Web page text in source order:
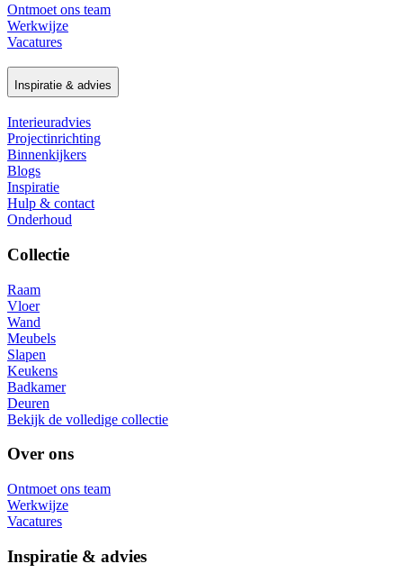
Ontmoet ons team
Werkwijze
Vacatures
Inspiratie & advies
Interieuradvies
Projectinrichting
Binnenkijkers
Blogs
Inspiratie
Hulp & contact
Onderhoud
Collectie
Raam
Vloer
Wand
Meubels
Slapen
Keukens
Badkamer
Deuren
Bekijk de volledige collectie
Over ons
Ontmoet ons team
Werkwijze
Vacatures
Inspiratie & advies